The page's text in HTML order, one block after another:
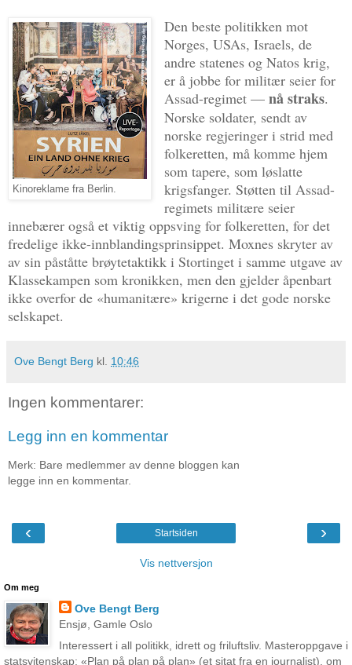
Kinoreklame fra Berlin.
Den beste politikken mot
Norges, USAs, Israels, de
andre statenes og Natos krig,
er å jobbe for militær seier for
Assad-regimet — nå straks.
Norske soldater, sendt av
norske regjeringer i strid med
folkeretten, må komme hjem
som tapere, som løslatte
krigsfanger. Støtten til Assad-
regimets militære seier
innebærer også et viktig oppsving for folkeretten, for det
fredelige ikke-innblandingsprinsippet. Moxnes skryter av
av sin påståtte brøytetaktikk i Stortinget i samme utgave av
Klassekampen som kronikken, men den gjelder åpenbart
ikke overfor de «humanitære» krigerne i det gode norske
selskapet.
Ove Bengt Berg kl. 10:46
Ingen kommentarer:
Legg inn en kommentar
Merk: Bare medlemmer av denne bloggen kan
legge inn en kommentar.
‹ ›
Startsiden
Vis nettversjon
Om meg
Ove Bengt Berg
Ensjø, Gamle Oslo
Interessert i all politikk, idrett og friluftsliv. Masteroppgave i
statsvitenskap: «Plan på plan på plan» (et sitat fra en journalist), om